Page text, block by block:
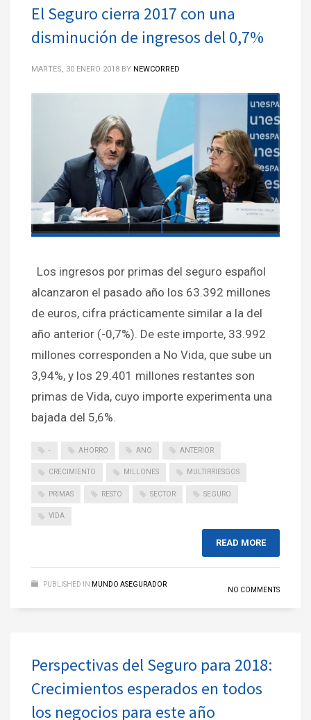
El Seguro cierra 2017 con una
disminución de ingresos del 0,7%
MARTES, 30 ENERO 2018 BY NEWCORRED
Los ingresos por primas del seguro español
alcanzaron el pasado año los 63.392 millones
de euros, cifra prácticamente similar a la del
año anterior (-0,7%). De este importe, 33.992
millones corresponden a No Vida, que sube un
3,94%, y los 29.401 millones restantes son
primas de Vida, cuyo importe experimenta una
bajada del 5,6%.
- AHORRO ANO ANTERIOR
CRECIMIENTO MILLONES MULTIRRIESGOS
PRIMAS RESTO SECTOR SEGURO
VIDA
READ MORE
PUBLISHED IN MUNDO ASEGURADOR
NO COMMENTS
Perspectivas del Seguro para 2018:
Crecimientos esperados en todos
los negocios para este año